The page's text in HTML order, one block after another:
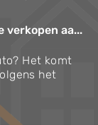
verkopen aa...
Het komt
het